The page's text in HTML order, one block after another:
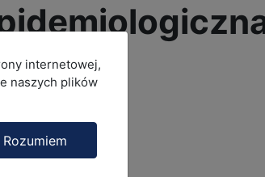
internetowej,
naszych plików
Rozumiem